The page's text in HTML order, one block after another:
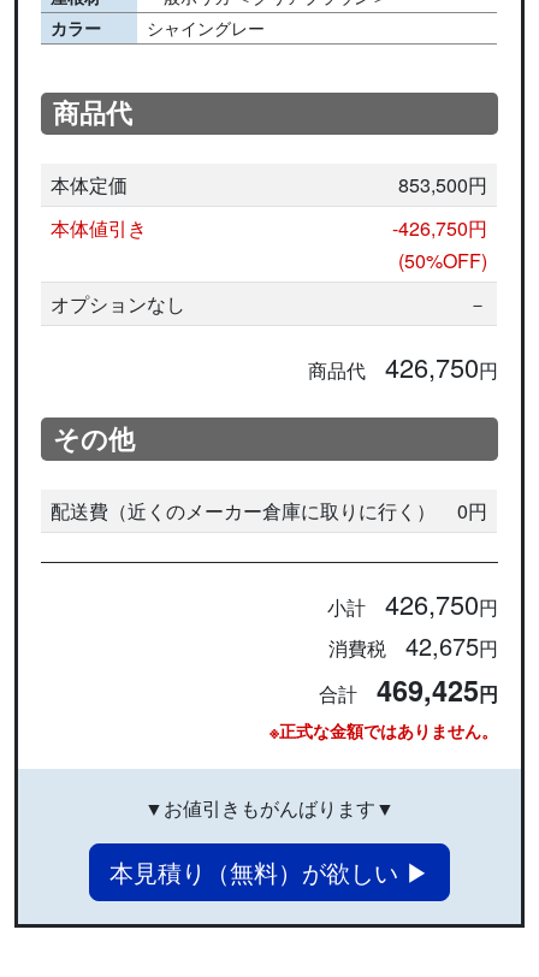
カラー
シャイングレー
商品代
本体定価
853,500円
本体値引き
-426,750円
(50%OFF)
オプションなし
－
商品代 426,750円
その他
配送費（近くのメーカー倉庫に取りに行く） 0円
小計 426,750円
消費税 42,675円
合計 469,425円
※正式な金額ではありません。
▼お値引きもがんばります▼
本見積り（無料）が欲しい ▶